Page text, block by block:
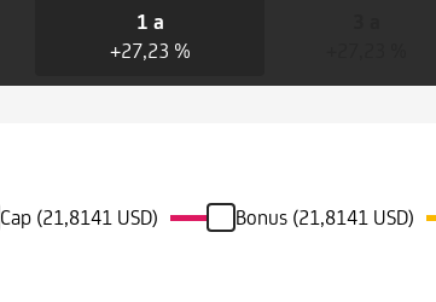
1 a
+27,23 %
Cap (21,8141 USD) Bonus (21,8141 USD)